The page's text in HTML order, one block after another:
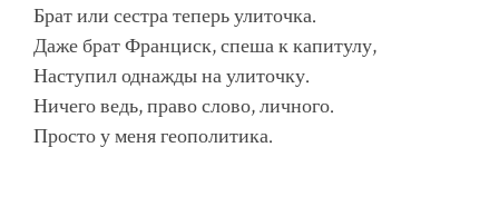
Брат или сестра теперь улиточка.
Даже брат Франциск, спеша к капитулу,
Наступил однажды на улиточку.
Ничего ведь, право слово, личного.
Просто у меня геополитика.